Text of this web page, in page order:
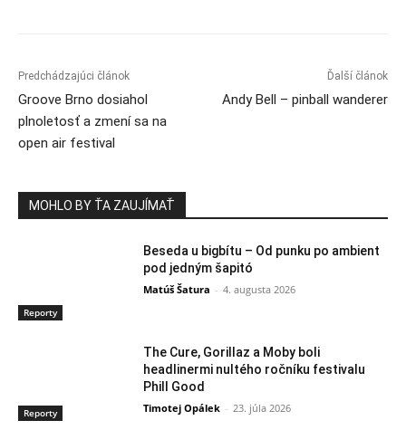
Predchádzajúci článok
Groove Brno dosiahol
plnoletosť a zmení sa na
open air festival
Ďalší článok
Andy Bell – pinball wanderer
MOHLO BY ŤA ZAUJÍMAŤ
Reporty
Beseda u bigbítu – Od punku po ambient
pod jedným šapitó
Matúš Šatura - 4. augusta 2026
Reporty
The Cure, Gorillaz a Moby boli
headlinermi nultého ročníku festivalu
Phill Good
Timotej Opálek - 23. júla 2026